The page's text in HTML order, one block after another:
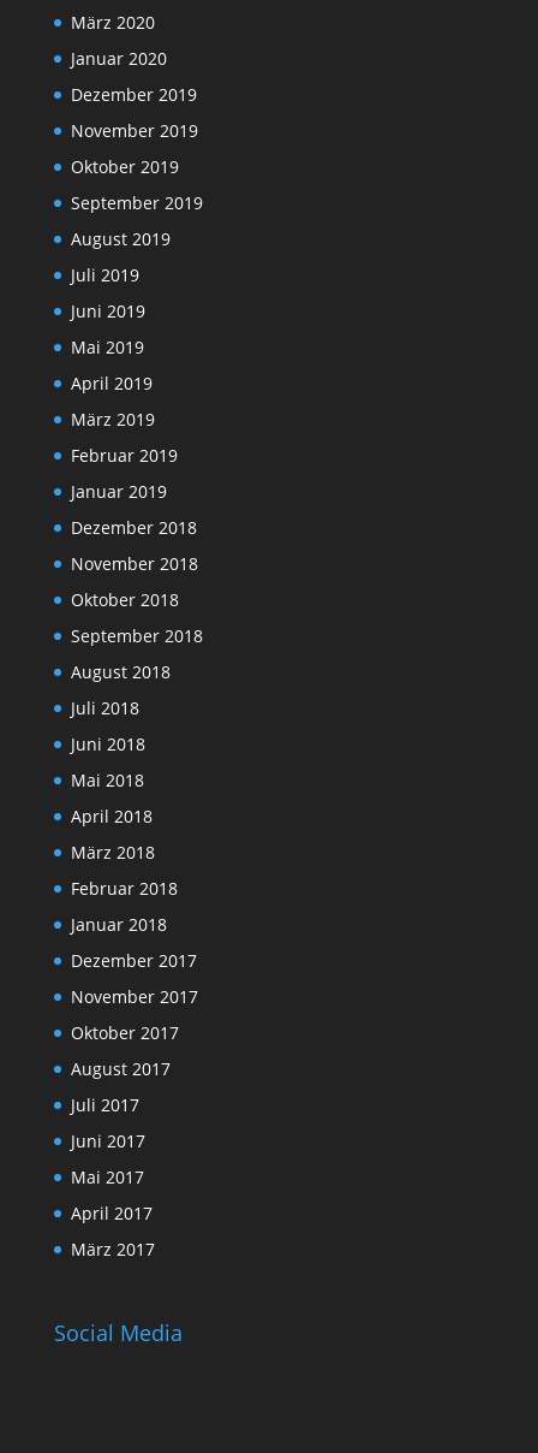
März 2020
Januar 2020
Dezember 2019
November 2019
Oktober 2019
September 2019
August 2019
Juli 2019
Juni 2019
Mai 2019
April 2019
März 2019
Februar 2019
Januar 2019
Dezember 2018
November 2018
Oktober 2018
September 2018
August 2018
Juli 2018
Juni 2018
Mai 2018
April 2018
März 2018
Februar 2018
Januar 2018
Dezember 2017
November 2017
Oktober 2017
August 2017
Juli 2017
Juni 2017
Mai 2017
April 2017
März 2017
Social Media